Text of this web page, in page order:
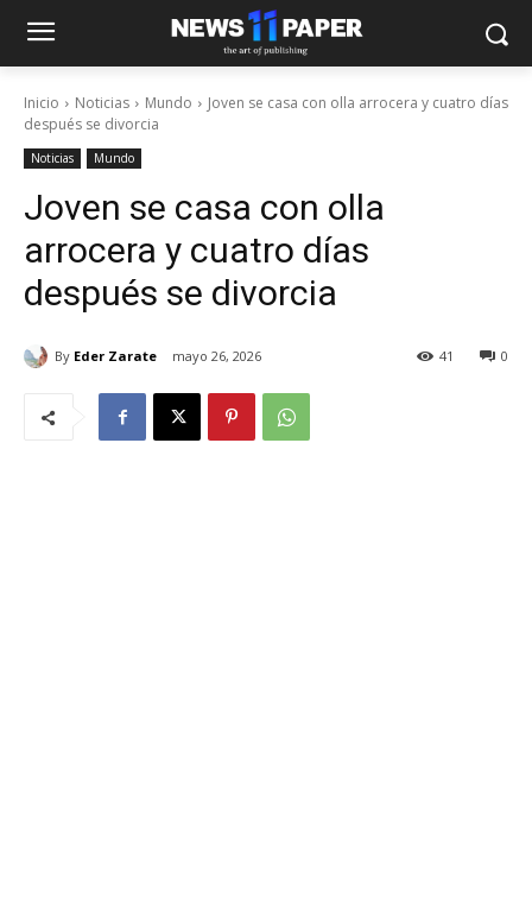
Inicio Noticias Mundo
Joven se casa con olla arrocera y cuatro días
después se divorcia
Noticias Mundo
Joven se casa con olla
arrocera y cuatro días
después se divorcia
By Eder Zarate mayo 26, 2026 0
41